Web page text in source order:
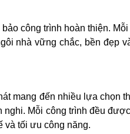
công trình hoàn thiện.
nhà vững chắc, bền đẹp
mang đến nhiều lựa chọn
Mỗi công trình đều
và tối ưu công năng.